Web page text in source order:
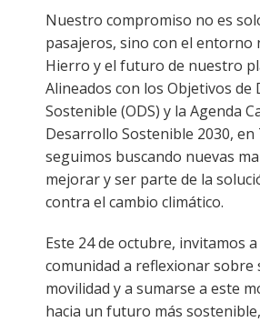
Nuestro compromiso no es
pasajeros, sino con el entorno
Hierro y el futuro de nuestro
Alineados con los Objetivos de
Sostenible (ODS) y la Agenda
Desarrollo Sostenible 2030,
seguimos buscando nuevas
mejorar y ser parte de la
contra el cambio climático.
Este 24 de octubre, invitamos
comunidad a reflexionar sobre
movilidad y a sumarse a este
hacia un futuro más